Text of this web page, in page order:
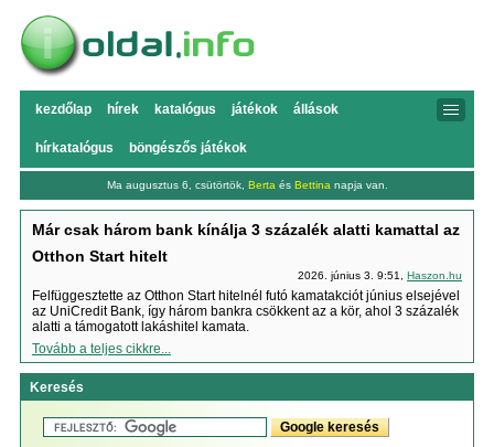
kezdőlap hírek katalógus játékok állások
hírkatalógus böngészős játékok
Ma augusztus 6, csütörtök, Berta és Bettina napja van.
Már csak három bank kínálja 3 százalék alatti kamattal az
Otthon Start hitelt
2026. június 3. 9:51,Haszon.hu
Felfüggesztette az Otthon Start hitelnél futó kamatakciót június elsejével
az UniCredit Bank, így három bankra csökkent az a kör, ahol 3 százalék
alatti a támogatott lakáshitel kamata.
Tovább a teljes cikkre...
Keresés